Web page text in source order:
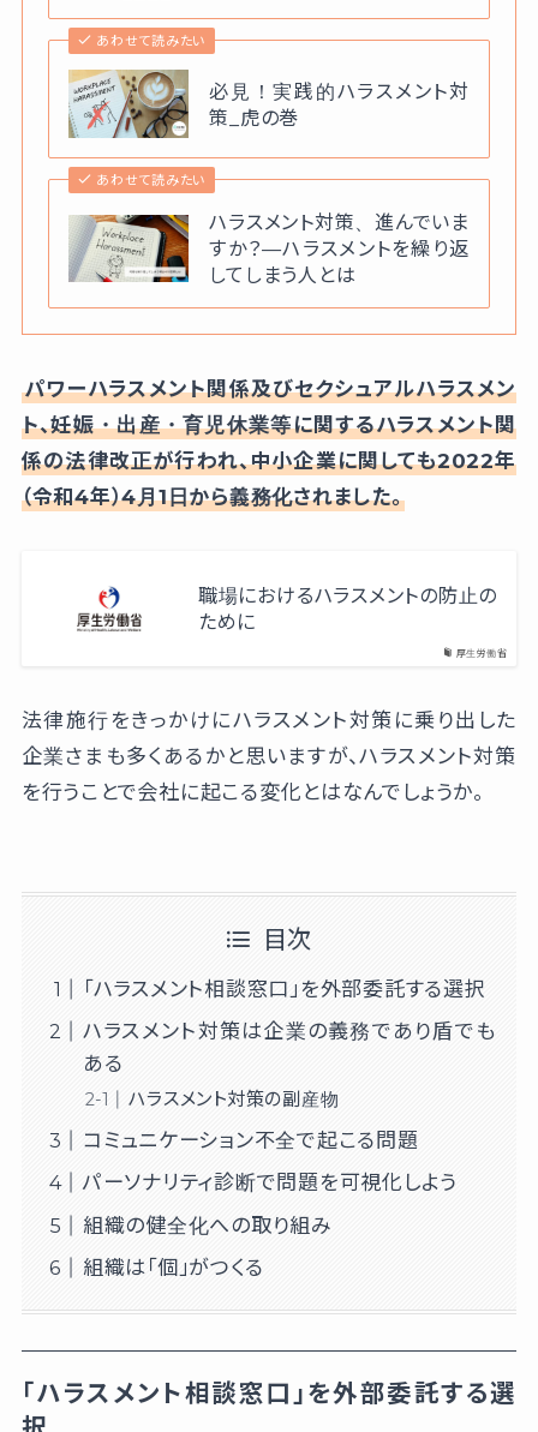
あわせて読みたい
必見！実践的ハラスメント対
策_虎の巻
あわせて読みたい
ハラスメント対策、進んでいま
すか？—ハラスメントを繰り返
してしまう人とは
パワーハラスメント関係及びセクシュアルハラスメン
ト、妊娠・出産・育児休業等に関するハラスメント関
係の法律改正が行われ、中小企業に関しても2022年
（令和4年）4月1日から義務化されました。
厚生労働省
職場におけるハラスメントの防止の
ために
法律施行をきっかけにハラスメント対策に乗り出した
企業さまも多くあるかと思いますが、ハラスメント対策
を行うことで会社に起こる変化とはなんでしょうか。
目次
「ハラスメント相談窓口」を外部委託する選択
ハラスメント対策は企業の義務であり盾でも
ある
ハラスメント対策の副産物
コミュニケーション不全で起こる問題
パーソナリティ診断で問題を可視化しよう
組織の健全化への取り組み
組織は「個」がつくる
「ハラスメント相談窓口」を外部委託する選